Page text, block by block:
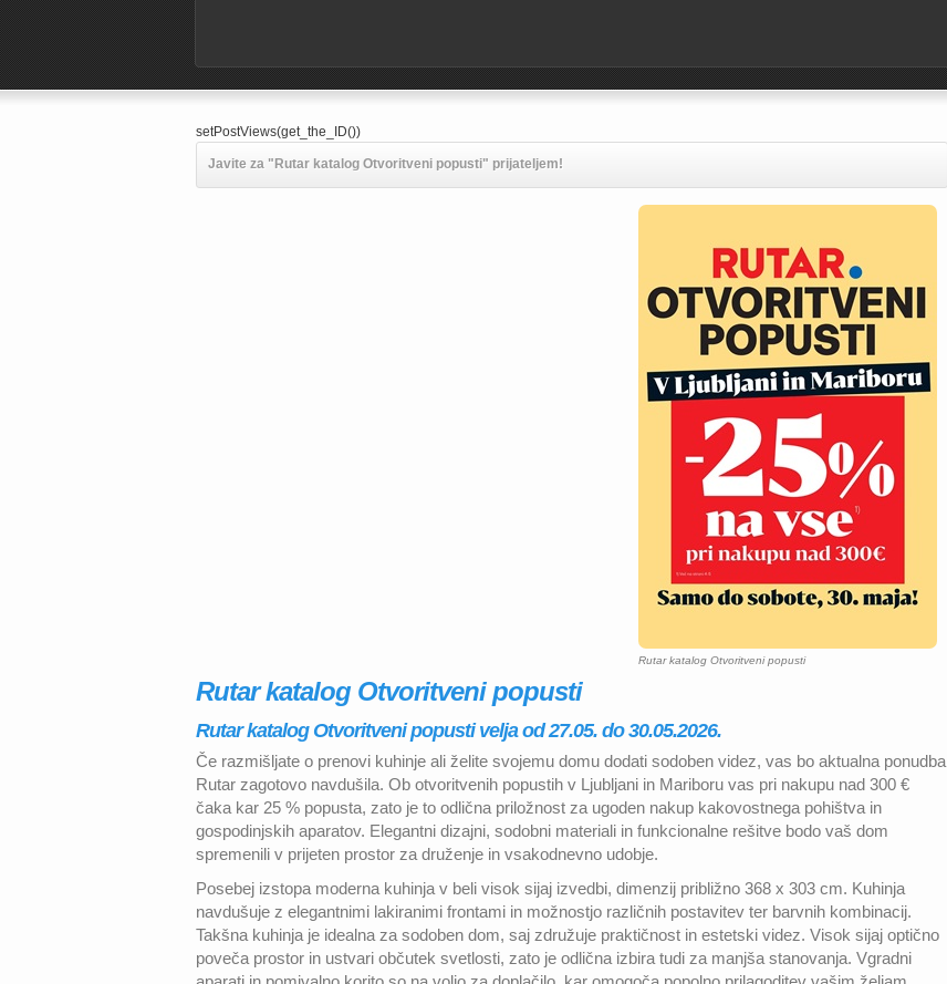
setPostViews(get_the_ID())
Javite za "Rutar katalog Otvoritveni popusti" prijateljem!
Rutar katalog Otvoritveni popusti
Rutar katalog Otvoritveni popusti
Rutar katalog Otvoritveni popusti velja od 27.05. do 30.05.2026.
Če razmišljate o prenovi kuhinje ali želite svojemu domu dodati sodoben videz, vas bo aktualna ponudba
Rutar zagotovo navdušila. Ob otvoritvenih popustih v Ljubljani in Mariboru vas pri nakupu nad 300 €
čaka kar 25 % popusta, zato je to odlična priložnost za ugoden nakup kakovostnega pohištva in
gospodinjskih aparatov. Elegantni dizajni, sodobni materiali in funkcionalne rešitve bodo vaš dom
spremenili v prijeten prostor za druženje in vsakodnevno udobje.
Posebej izstopa moderna kuhinja v beli visok sijaj izvedbi, dimenzij približno 368 x 303 cm. Kuhinja
navdušuje z elegantnimi lakiranimi frontami in možnostjo različnih postavitev ter barvnih kombinacij.
Takšna kuhinja je idealna za sodoben dom, saj združuje praktičnost in estetski videz. Visok sijaj optično
poveča prostor in ustvari občutek svetlosti, zato je odlična izbira tudi za manjša stanovanja. Vgradni